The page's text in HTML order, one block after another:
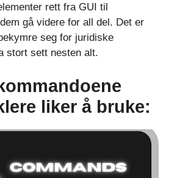
rett fra GUI til
gå videre for all del. Det er
seg for juridiske
stort sett nesten alt.
liker å bruke: